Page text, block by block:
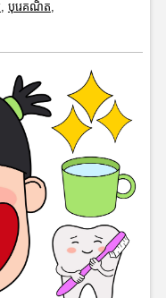
, បុរេគណិត